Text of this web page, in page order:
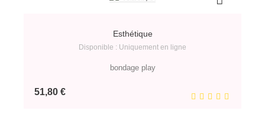
Esthétique
Disponible : Uniquement en ligne
bondage play
51,80 €Prix